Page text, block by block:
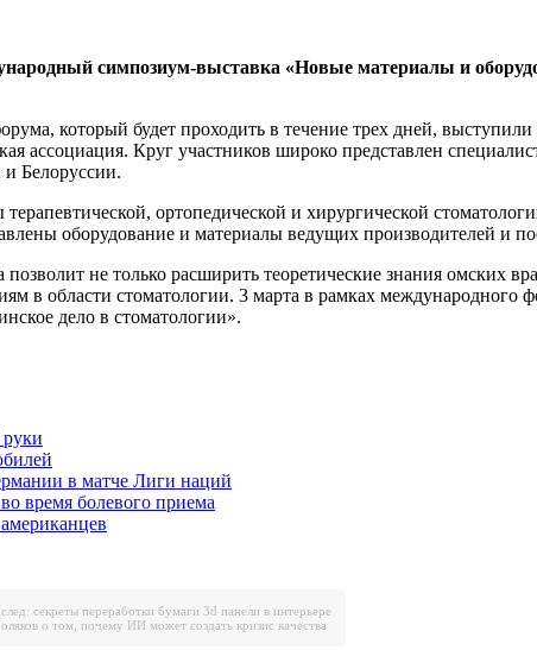
симпозиум-выставка «Новые материалы и
который будет проходить в течение трех дней,
ассоциация. Круг участников широко представлен
и Белоруссии.
ортопедической и хирургической
оборудование и материалы ведущих производителей и
не только расширить теоретические знания омских
в области стоматологии. 3 марта в рамках международного
дело в стоматологии».
в матче Лиги наций
время болевого приема
секреты переработки бумаги 3d панели в интерьере
о том, почему ИИ может создать кризис качества